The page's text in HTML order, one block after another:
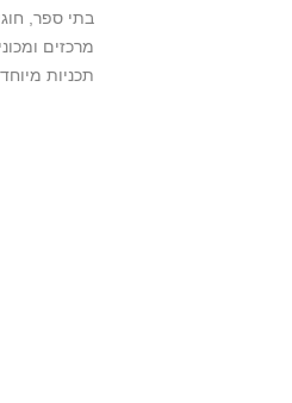
בתי ספר,
מרכזים
תכניות